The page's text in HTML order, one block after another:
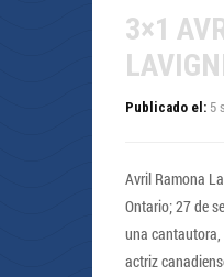
3×1
Publicado el: 5
Avril Ramona
Ontario; 27 de
una
actriz